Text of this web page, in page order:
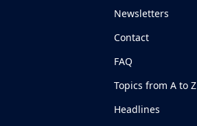
Newsletters
Contact
FAQ
Topics from A to Z
Headlines